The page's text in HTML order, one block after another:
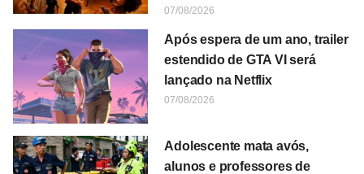
07/08/2026
Após espera de um ano, trailer
estendido de GTA VI será
lançado na Netflix
07/08/2026
Adolescente mata avós,
alunos e professores de